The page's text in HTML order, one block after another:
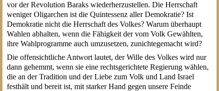
vor der Revolution Baraks wiederherzustellen. Die Herrschaft
weniger Oligarchen ist die Quintessenz aller Demokratie? Ist
Demokratie nicht die Herrschaft des Volkes? Warum überhaupt
Wahlen abhalten, wenn die Fähigkeit der vom Volk Gewählten,
ihre Wahlprogramme auch umzusetzen, zunichtegemacht wird?
Die offensichtliche Antwort lautet, der Wille des Volkes wird nur
dann gehemmt, wenn sie eine rechtsgerichtete Regierung wählen,
die an der Tradition und der Liebe zum Volk und Land Israel
festhält und bereit ist, mit starker Hand gegen unsere Feinde